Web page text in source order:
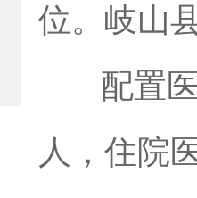
位。岐山
配置医
人，住院